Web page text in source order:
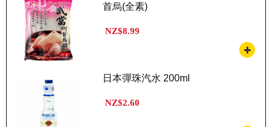
首烏(全素)
NZ$8.99
日本彈珠汽水 200ml
NZ$2.60